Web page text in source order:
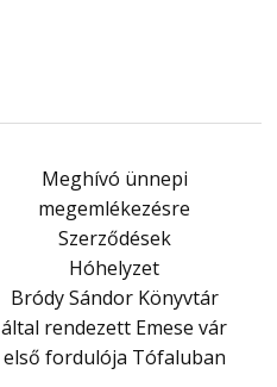
Meghívó ünnepi
megemlékezésre
Szerződések
Hóhelyzet
Bródy Sándor Könyvtár
által rendezett Emese vár
első fordulója Tófaluban